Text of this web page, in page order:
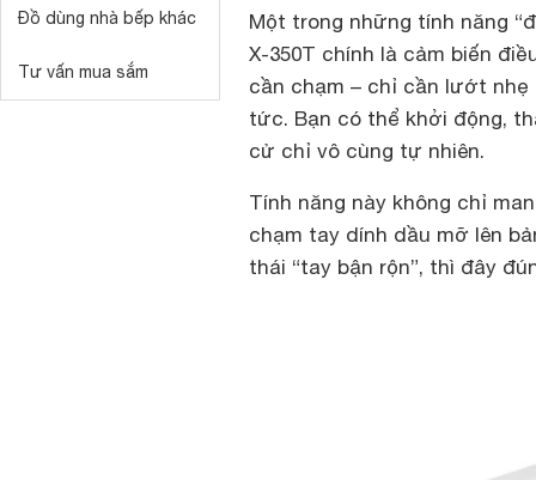
Đồ dùng nhà bếp khác
Tư vấn mua sắm
Một trong những tính năng
X-350T chính là cảm biến
cần chạm – chỉ cần lướt nhẹ
tức. Bạn có thể khởi động,
cử chỉ vô cùng tự nhiên.
Tính năng này không chỉ
chạm tay dính dầu mỡ lên
thái “tay bận rộn”, thì đây